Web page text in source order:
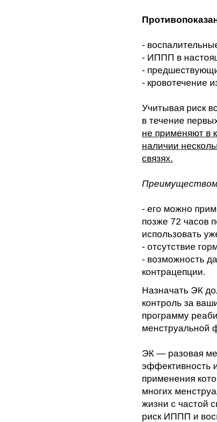
-
- ИППП в
-
- кровотечение
Учитывая риск
в течение
не применяют в
наличии
связях.
- его можно
позже 72 часов
использовать
- отсутствие
- возможность
контрацепции.
Назначать ЭК
контроль за
программу
менструальной
ЭК — разовая
эффективность
применения
многих
жизни с частой
риск ИППП и